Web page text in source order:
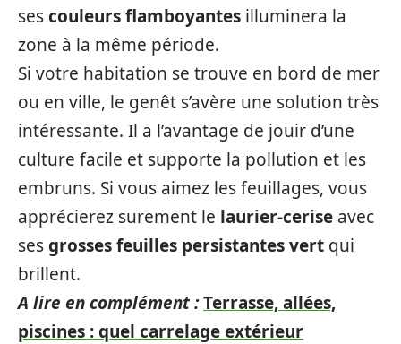
sescouleurs flamboyantes illuminera la
zone à la même période.
Si votre habitation se trouve en bord de mer
ou en ville, le genêt s’avère une solution très
intéressante. Il a l’avantage de jouir d’une
culture facile et supporte la pollution et les
embruns. Si vous aimez les feuillages, vous
apprécierez surement le laurier-cerise avec
sesgrosses feuilles persistantesvert qui
brillent.
A lire en complément :Terrasse, allées,
piscines : quel carrelage extérieur